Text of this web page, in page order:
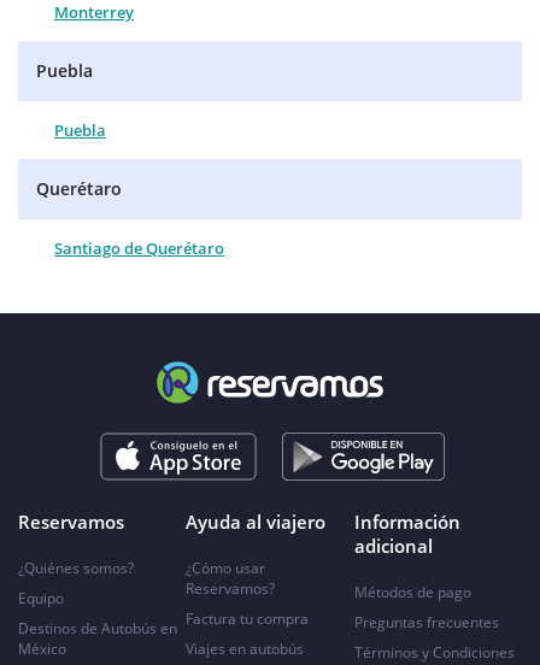
Monterrey
Puebla
Puebla
Querétaro
Santiago de Querétaro
Reservamos
¿Quiénes somos?
Equipo
Destinos de Autobús en
México
Ayuda al viajero
¿Cómo usar
Reservamos?
Factura tu compra
Viajes en autobús
Información
adicional
Métodos de pago
Preguntas frecuentes
Términos y Condiciones